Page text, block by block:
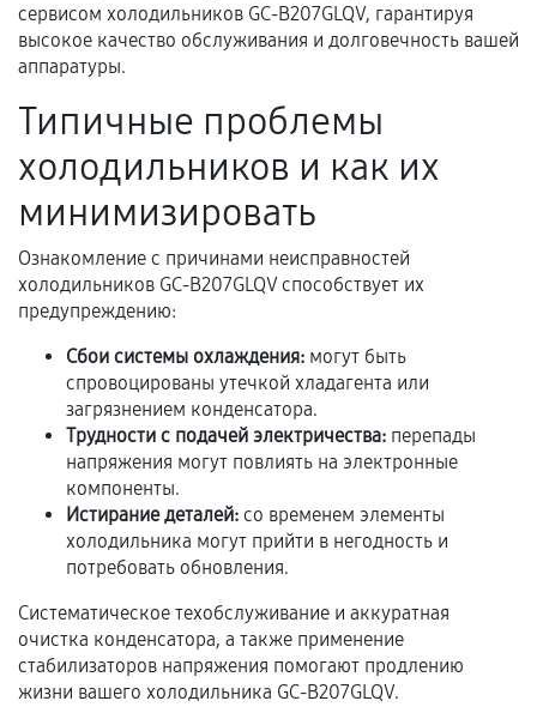
Документы для подтверждения
Акт выполненных работ с датой, перечнем
услуг и сроком гарантии.
Документы на установленные комплектующие
и кассовый чек.
Расширенная гарантия
В некоторых случаях возможно оформление
расширенной гарантии. Стоимость, сроки и
условия продления согласовываются отдельно и
фиксируются в документах.
Когда гарантия не действует
Нарушение правил эксплуатации,
механические повреждения, попадание влаги,
сервисом холодильников GC-B207GLQV, гарантируя
высокое качество обслуживания и долговечность вашей
аппаратуры.
Типичные проблемы
холодильников и как их
минимизировать
Ознакомление с причинами неисправностей
холодильников GC-B207GLQV способствует их
предупреждению:
Сбои системы охлаждения: могут быть
спровоцированы утечкой хладагента или
загрязнением конденсатора.
Трудности с подачей электричества: перепады
напряжения могут повлиять на электронные
компоненты.
Истирание деталей: со временем элементы
холодильника могут прийти в негодность и
потребовать обновления.
Систематическое техобслуживание и аккуратная
очистка конденсатора, а также применение
стабилизаторов напряжения помогают продлению
жизни вашего холодильника GC-B207GLQV.